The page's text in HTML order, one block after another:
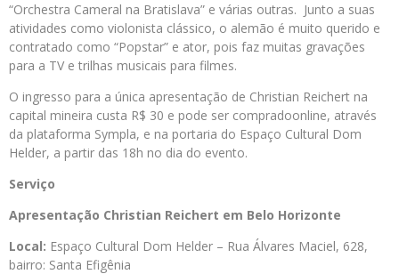
“Orchestra Cameral na Bratislava” e várias outras. Junto a suas
atividades como violonista clássico, o alemão é muito querido e
contratado como “Popstar” e ator, pois faz muitas gravações
para a TV e trilhas musicais para filmes.
O ingresso para a única apresentação de Christian Reichert na
capital mineira custa R$ 30 e pode ser compradoonline, através
da plataforma Sympla, e na portaria do Espaço Cultural Dom
Helder, a partir das 18h no dia do evento.
Serviço
Apresentação Christian Reichert em Belo Horizonte
Local: Espaço Cultural Dom Helder – Rua Álvares Maciel, 628,
bairro: Santa Efigênia